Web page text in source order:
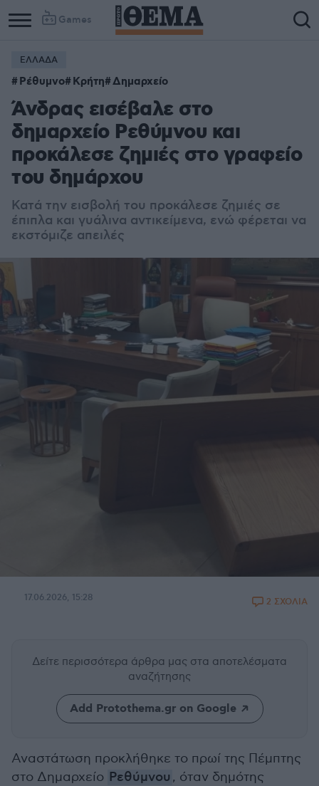
Games
ΕΛΛΑΔΑ
Ρέθυμνο Κρήτη Δημαρχείο
Άνδρας εισέβαλε στο
δημαρχείο Ρεθύμνου και
προκάλεσε ζημιές στο γραφείο
του δημάρχου
Κατά την εισβολή του προκάλεσε ζημιές σε
έπιπλα και γυάλινα αντικείμενα, ενώ φέρεται να
εκστόμιζε απειλές
17.06.2026, 15:28 2 ΣΧΟΛΙΑ
Δείτε περισσότερα άρθρα μας στα αποτελέσματα
αναζήτησης
Add Protothema.gr on Google
Αναστάτωση προκλήθηκε το πρωί της Πέμπτης
στο Δημαρχείο Ρεθύμνου , όταν δημότης